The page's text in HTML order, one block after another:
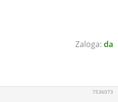
da
7536073